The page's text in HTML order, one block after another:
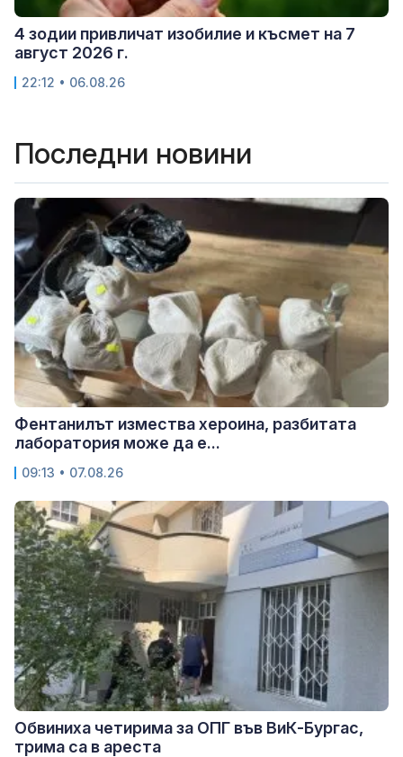
4 зодии привличат изобилие и късмет на 7
август 2026 г.
22:12 • 06.08.26
Последни новини
Фентанилът измества хероина, разбитата
лаборатория може да е...
09:13 • 07.08.26
Обвиниха четирима за ОПГ във ВиК-Бургас,
трима са в ареста